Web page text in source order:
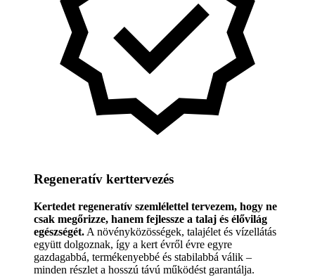
Regeneratív kerttervezés
Kertedet regeneratív szemlélettel tervezem, hogy ne
csak megőrizze, hanem fejlessze a talaj és élővilág
egészségét. A növényközösségek, talajélet és vízellátás
együtt dolgoznak, így a kert évről évre egyre
gazdagabbá, termékenyebbé és stabilabbá válik –
minden részlet a hosszú távú működést garantálja.